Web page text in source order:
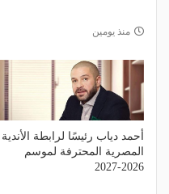
منذ يومين
أحمد دياب رئيسًا لرابطة الأندية
المصرية المحترفة لموسم
2026-2027